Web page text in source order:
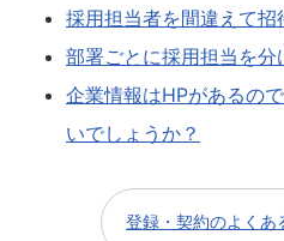
採用担当者を間違えて招
部署ごとに採用担当を分
企業情報はHPがあるの
いでしょうか？
登録・契約のよくあ